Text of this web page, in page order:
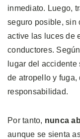
inmediato. Luego,
seguro posible, sin
active las luces de
conductores.
lugar del
de atropello y
responsabilidad.
Por tanto, nunca
aunque se sienta